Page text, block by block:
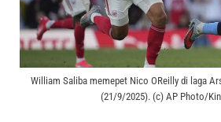
William Saliba memepet Nico OReilly di laga
(21/9/2025). (c) AP Photo/Kin